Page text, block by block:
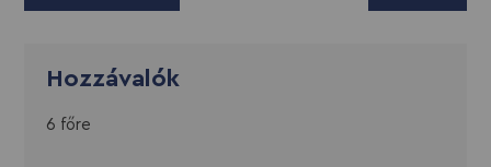
Hozzávalók
6 főre